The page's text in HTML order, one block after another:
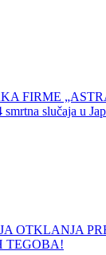
FIRME
smrtna slučaja u
OTKLANJA
TEGOBA!